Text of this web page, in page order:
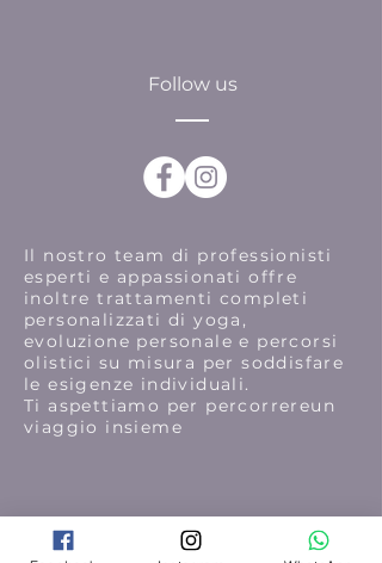
Follow us
Il nostro team di professionisti
esperti e appassionati offre
inoltre trattamenti completi
personalizzati di yoga,
evoluzione personale e percorsi
olistici su misura per soddisfare
le esigenze individuali.
Ti aspettiamo per percorrereun
viaggio insieme